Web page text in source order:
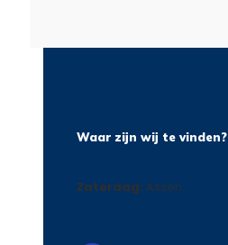
Waar zijn wij te vinden?
Zaterdag: Assen